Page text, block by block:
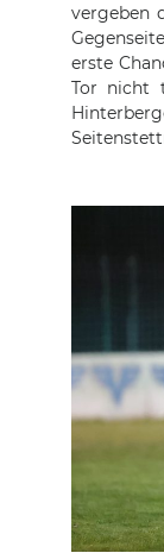
vergeben
erste
Tor nicht